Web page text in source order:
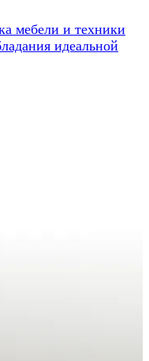
мебели и техники
идеальной